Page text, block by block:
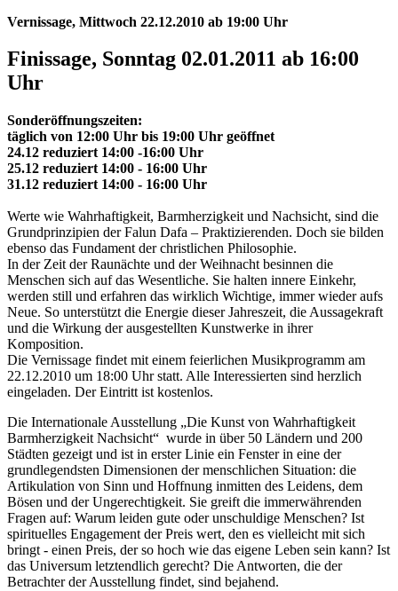
Vernissage, Mittwoch 22.12.2010 ab 19:00 Uhr
Finissage, Sonntag 02.01.2011 ab 16:00
Uhr
Sonderöffnungszeiten:
täglich von 12:00 Uhr bis 19:00 Uhr geöffnet
24.12 reduziert 14:00 -16:00 Uhr
25.12 reduziert 14:00 - 16:00 Uhr
31.12 reduziert 14:00 - 16:00 Uhr
Werte wie Wahrhaftigkeit, Barmherzigkeit und Nachsicht, sind die
Grundprinzipien der Falun Dafa – Praktizierenden. Doch sie bilden
ebenso das Fundament der christlichen Philosophie.
In der Zeit der Raunächte und der Weihnacht besinnen die
Menschen sich auf das Wesentliche. Sie halten innere Einkehr,
werden still und erfahren das wirklich Wichtige, immer wieder aufs
Neue. So unterstützt die Energie dieser Jahreszeit, die Aussagekraft
und die Wirkung der ausgestellten Kunstwerke in ihrer
Komposition.
Die Vernissage findet mit einem feierlichen Musikprogramm am
22.12.2010 um 18:00 Uhr statt. Alle Interessierten sind herzlich
eingeladen. Der Eintritt ist kostenlos.
Die Internationale Ausstellung „Die Kunst von Wahrhaftigkeit
Barmherzigkeit Nachsicht“ wurde in über 50 Ländern und 200
Städten gezeigt und ist in erster Linie ein Fenster in eine der
grundlegendsten Dimensionen der menschlichen Situation: die
Artikulation von Sinn und Hoffnung inmitten des Leidens, dem
Bösen und der Ungerechtigkeit. Sie greift die immerwährenden
Fragen auf: Warum leiden gute oder unschuldige Menschen? Ist
spirituelles Engagement der Preis wert, den es vielleicht mit sich
bringt - einen Preis, der so hoch wie das eigene Leben sein kann? Ist
das Universum letztendlich gerecht? Die Antworten, die der
Betrachter der Ausstellung findet, sind bejahend.